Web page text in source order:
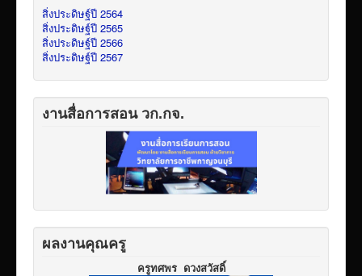
สิ่งประดิษฐ์ปี 2564
สิ่งประดิษฐ์ปี 2565
สิ่งประดิษฐ์ปี 2566
สิ่งประดิษฐ์ปี 2567
งานสื่อการสอน วก.กจ.
ผลงานคุณครู
ครูทศพร ดวงสวัสดิ์